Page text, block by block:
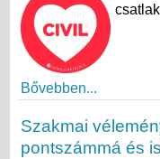
Bővebben...
Szakmai
pontszámmá és